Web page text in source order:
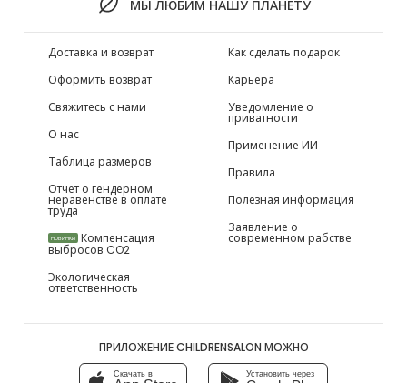
МЫ ЛЮБИМ НАШУ ПЛАНЕТУ
Доставка и возврат
Оформить возврат
Свяжитесь с нами
О нас
Таблица размеров
Отчет о гендерном
неравенстве в оплате
труда
НОВИНКИ Компенсация
выбросов CO2
Экологическая
ответственность
Как сделать подарок
Карьера
Уведомление о
приватности
Применение ИИ
Правила
Полезная информация
Заявление о
современном рабстве
ПРИЛОЖЕНИЕ CHILDRENSALON МОЖНО
Скачать в Установить через